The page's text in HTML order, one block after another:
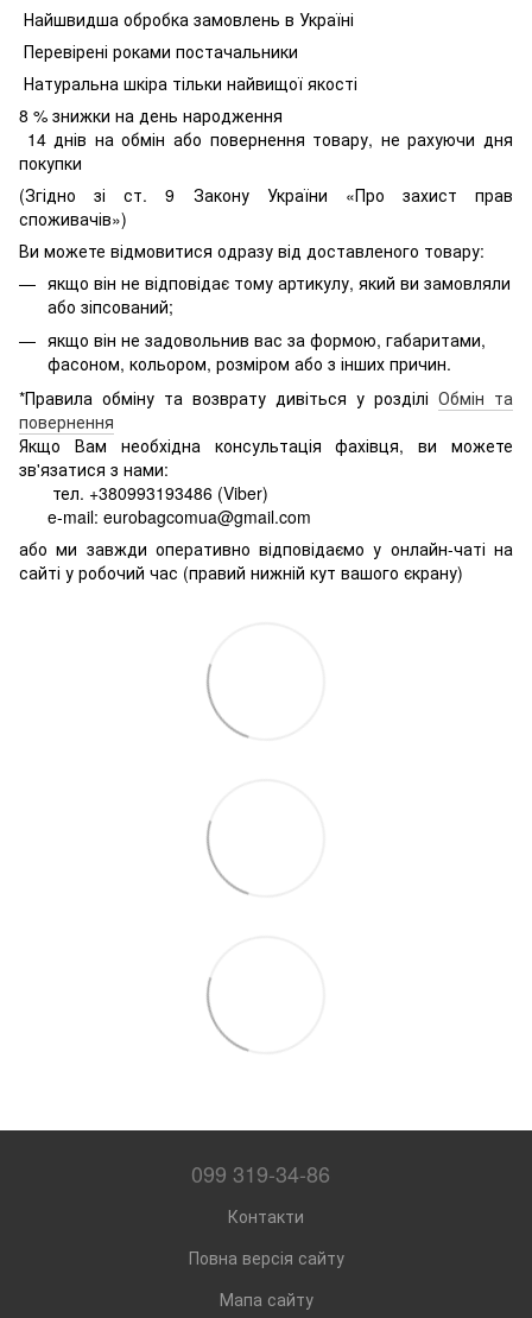
Найшвидша обробка замовлень в Україні
Перевірені роками постачальники
Натуральна шкіра тільки найвищої якості
8 % знижки на день народження
14 днів на обмін або повернення товару, не рахуючи дня
покупки
(Згідно зі ст. 9 Закону України «Про захист прав
споживачів»)
Ви можете відмовитися одразу від доставленого товару:
якщо він не відповідає тому артикулу, який ви замовляли
або зіпсований;
якщо він не задовольнив вас за формою, габаритами,
фасоном, кольором, розміром або з інших причин.
*Правила обміну та возврату дивіться у розділі Обмін та
повернення
Якщо Вам необхідна консультація фахівця, ви можете
зв'язатися з нами:
тел. +380993193486 (Viber)
e-mail: eurobagcomua@gmail.com
або ми завжди оперативно відповідаємо у онлайн-чаті на
сайті у робочий час (правий нижній кут вашого єкрану)
099 319-34-86
Контакти
Повна версія сайту
Мапа сайту